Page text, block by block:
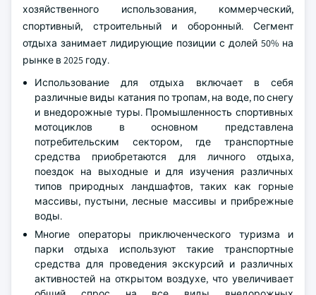
хозяйственного использования, коммерческий,
спортивный, строительный и оборонный. Сегмент
отдыха занимает лидирующие позиции с долей 50% на
рынке в 2025 году.
Использование для отдыха включает в себя
различные виды катания по тропам, на воде, по снегу
и внедорожные туры. Промышленность спортивных
мотоциклов в основном представлена
потребительским сектором, где транспортные
средства приобретаются для личного отдыха,
поездок на выходные и для изучения различных
типов природных ландшафтов, таких как горные
массивы, пустыни, лесные массивы и прибрежные
воды.
Многие операторы приключенческого туризма и
парки отдыха используют такие транспортные
средства для проведения экскурсий и различных
активностей на открытом воздухе, что увеличивает